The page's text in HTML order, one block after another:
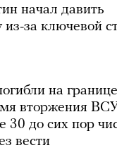
начал давить
за ключевой
на
вторжения
30 до сих пор
вести